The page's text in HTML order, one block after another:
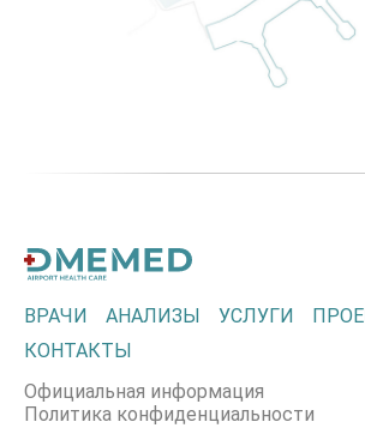
ВРАЧИ АНАЛИЗЫ УСЛУГИ
КОНТАКТЫ
Официальная информация
Политика конфиденциальности